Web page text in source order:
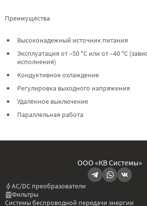
Преимущества
Высоконадежный источник питания
Эксплуатация от –50 °C или от –40 °C
исполнения)
Кондуктивное охлаждение
Регулировка выходного напряжения
Удалённое выключение
Параллельная работа
ООО «КВ Системы»
AC/DC преобразователи
Фильтры
Системы беспроводной передачи энергии